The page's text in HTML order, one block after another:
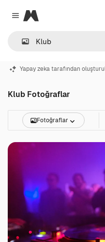
Close menu
Magnific
Yapay zeka tarafından
Klub Fotoğraflar
Fotoğraflar